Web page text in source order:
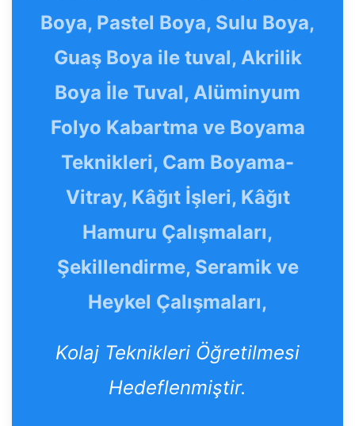
Boya, Pastel Boya, Sulu Boya,
Guaş Boya ile tuval, Akrilik
Boya İle Tuval, Alüminyum
Folyo Kabartma ve Boyama
Teknikleri, Cam Boyama-
Vitray, Kâğıt İşleri, Kâğıt
Hamuru Çalışmaları,
Şekillendirme, Seramik ve
Heykel Çalışmaları,
Kolaj Teknikleri Öğretilmesi
Hedeflenmiştir.